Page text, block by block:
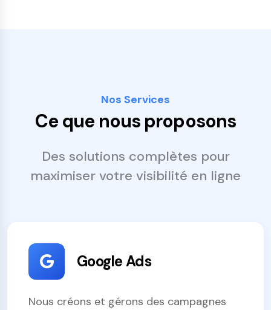
Nos Services
Ce que nous proposons
Des solutions complètes pour
maximiser votre visibilité en ligne
Google Ads
Nous créons et gérons des campagnes